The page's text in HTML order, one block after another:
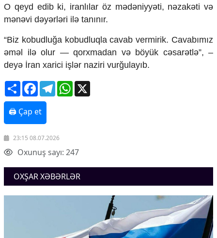
Diaspor
Yüksəliş hekayəsi
Mədəniyyətimizin Zəfəri
Zəfər Diasporu
Səhiyyə
Ailə və uşaq
Turizm
İqtisadiyyat
İqtisadi xəbərlər
Energetika
Neft-qaz
Əmək və sosial siyasət
Kənd təsərrüfatı
Hərbi sənaye
Telekommunikasiya və nəqliyyat
COP29
Cəmiyyət
O qeyd edib ki, iranlılar öz mədəniyyəti, nəzakəti və
mənəvi dəyərləri ilə tanınır.
“Biz kobudluğa kobudluqla cavab vermirik. Cavabımız
əməl ilə olur — qorxmadan və böyük cəsarətlə”, –
deyə İran xarici işlər naziri vurğulayıb.
ShareFacebookTelegramWhatsApp
🖨 Çap et
23:15 08.07.2026
Oxunuş sayı: 247
OXŞAR XƏBƏRLƏR